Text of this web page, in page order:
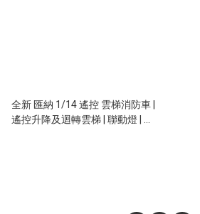
全新 匯納 1/14 遙控 雲梯消防車 |
遙控升降及迴轉雲梯 | 聯動燈 | 消